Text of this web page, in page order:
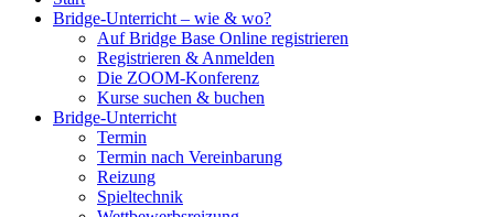
Bridge-Unterricht – wie & wo?
Auf Bridge Base Online registrieren
Registrieren & Anmelden
Die ZOOM-Konferenz
Kurse suchen & buchen
Bridge-Unterricht
Termin
Termin nach Vereinbarung
Reizung
Spieltechnik